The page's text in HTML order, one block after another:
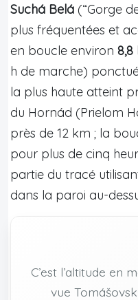
Suchá Belá (“Gorge
plus fréquentées et
en boucle environ
h de marche)
la plus haute atteint
du Hornád (Prielom
près de 12 km ; la
pour plus de cinq
partie du tracé
dans la paroi au-
C’est l’altitude en
vue